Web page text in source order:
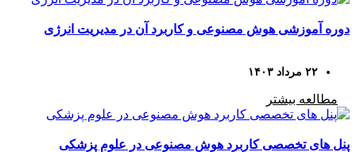
دوره آموزشی هوش مصنوعی و کاربرد آن در مدیریت انرژی
۲۲ مرداد ۱۴۰۳
مطالعه بیشتر
پنل های تخصصی کاربرد هوش مصنوعی در علوم پزشکی